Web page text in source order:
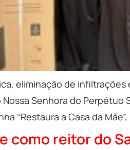
eliminação de
Senhora do
“Restaura a Casa da
como reitor do